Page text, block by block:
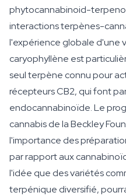
phytocannabinoid-
interactions terpènes-
l'expérience globale d'une
caryophyllène est
seul terpène connu pour
récepteurs CB2, qui font
endocannabinoïde. Le
cannabis de la Beckley
l'importance des
par rapport aux
l'idée que des variétés
terpénique diversifié,